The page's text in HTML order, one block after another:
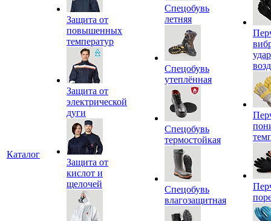
Каталог
Защита от
повышенных
температур
Защита от
электрической
дуги
Защита от
кислот и
щелочей
Спецобувь
летняя
Спецобувь
утеплённая
Спецобувь
термостойкая
Спецобувь
влагозащитная